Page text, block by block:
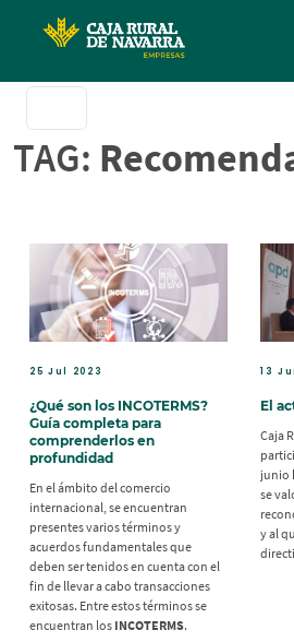
TAG:
25 Jul 2023
¿Qué son los INCOTERMS?
Guía completa para
comprenderlos en
profundidad
En el ámbito del comercio
internacional, se encuentran
presentes varios términos y
acuerdos fundamentales que
deben ser tenidos en cuenta con el
fin de llevar a cabo transacciones
exitosas. Entre estos términos se
encuentran los INCOTERMS.
13
El
Caja
junio
se
y al